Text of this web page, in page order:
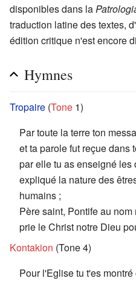
disponibles dans la
traduction latine des textes,
édition critique n'est encore
Hymnes
Tropaire (Tone 1)
Par toute la terre ton
et ta parole fut reçue dans
par elle tu as enseigné les
expliqué la nature des
humains ;
Père saint, Pontife au nom
prie le Christ notre Dieu
Kontakion (Tone 4)
Pour l'Eglise tu t'es